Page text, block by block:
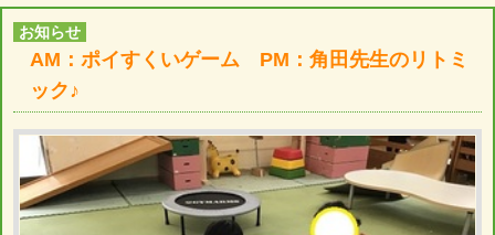
お知らせ
AM：ポイすくいゲーム PM：角田先生のリトミ
ック♪